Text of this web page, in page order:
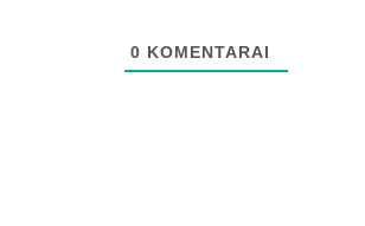
0 KOMENTARAI